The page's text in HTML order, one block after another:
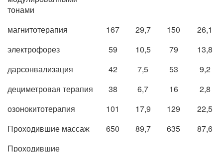
тонами
магнитотерапия 167 29,7 150
26,1
электрофорез
59 10,5 79
13,8
дарсонвализация
42 7,5 53
9,2
дециметровая терапия
38 6,7 16
2,8
озонокитотерапия
101 17,9 129
22,5
Проходившие массаж
650 89,7 635
87,6
Проходившие